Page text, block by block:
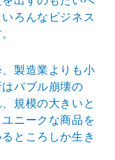
ろんなビジネス
製造業よりも小
バブル崩壊の
規模の大きいと
ニークな商品を
ところしか生き